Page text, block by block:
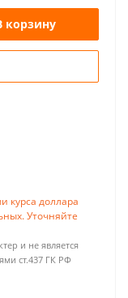
корзину
курса доллара
Уточняйте
и не является
ст.437 ГК РФ